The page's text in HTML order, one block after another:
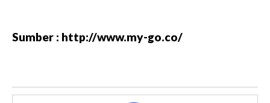
Sumber : http://www.my-go.co/